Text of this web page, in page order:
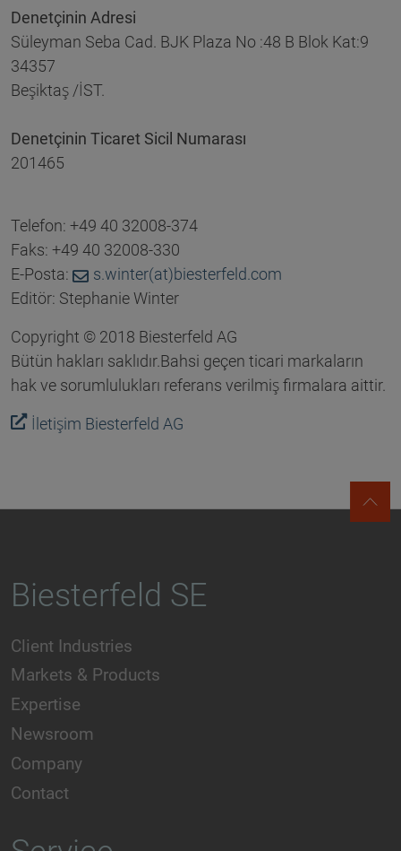
Denetçinin Adresi
Süleyman Seba Cad. BJK Plaza No :48 B Blok Kat:9
34357
Beşiktaş /İST.
Denetçinin Ticaret Sicil Numarası
201465
Telefon: +49 40 32008-374
Faks: +49 40 32008-330
E-Posta:
s.winter(at)biesterfeld.com
Editör: Stephanie Winter
Copyright © 2018 Biesterfeld AG
Bütün hakları saklıdır.Bahsi geçen ticari markaların
hak ve sorumlulukları referans verilmiş firmalara aittir.
İletişim Biesterfeld AG
Biesterfeld SE
Client Industries
Markets & Products
Expertise
Newsroom
Company
Contact